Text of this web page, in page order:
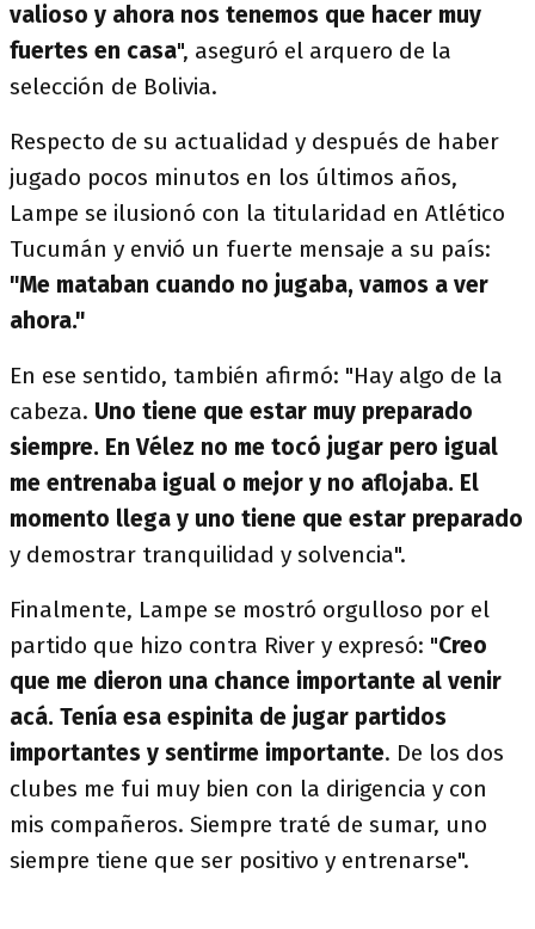
valioso y ahora nos tenemos que hacer muy
fuertes en casa", aseguró el arquero de la
selección de Bolivia.
Respecto de su actualidad y después de haber
jugado pocos minutos en los últimos años,
Lampe se ilusionó con la titularidad en Atlético
Tucumán y envió un fuerte mensaje a su país:
"Me mataban cuando no jugaba, vamos a ver
ahora."
En ese sentido, también afirmó: "Hay algo de la
cabeza. Uno tiene que estar muy preparado
siempre. En Vélez no me tocó jugar pero igual
me entrenaba igual o mejor y no aflojaba. El
momento llega y uno tiene que estar preparado
y demostrar tranquilidad y solvencia".
Finalmente, Lampe se mostró orgulloso por el
partido que hizo contra River y expresó: "Creo
que me dieron una chance importante al venir
acá. Tenía esa espinita de jugar partidos
importantes y sentirme importante. De los dos
clubes me fui muy bien con la dirigencia y con
mis compañeros. Siempre traté de sumar, uno
siempre tiene que ser positivo y entrenarse".